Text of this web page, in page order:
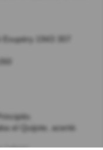
1943 307
el Quijote, acerté.